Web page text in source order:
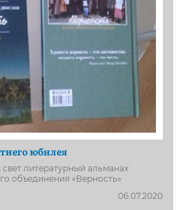
юбилея
литературный альманах
объединения «Верность»
06.07.2020